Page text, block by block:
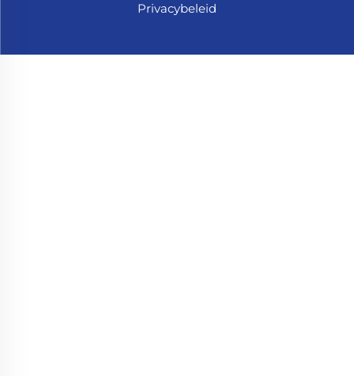
Privacybeleid